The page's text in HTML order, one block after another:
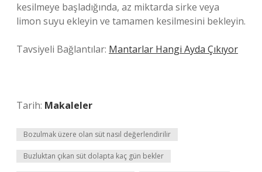
kesilmeye başladığında, az miktarda sirke veya
limon suyu ekleyin ve tamamen kesilmesini bekleyin.
Tavsiyeli Bağlantılar: Mantarlar Hangi Ayda Çıkıyor
Tarih: Makaleler
Bozulmak üzere olan süt nasıl değerlendirilir
Buzluktan çıkan süt dolapta kaç gün bekler